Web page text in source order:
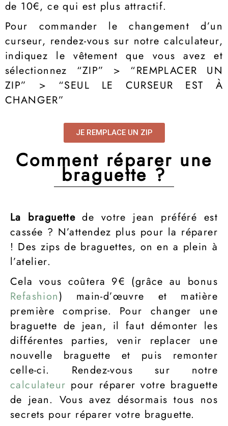
de 10€, ce qui est plus attractif.
Pour commander le changement d’un
curseur, rendez-vous sur notre calculateur,
indiquez le vêtement que vous avez et
sélectionnez “ZIP” > “REMPLACER UN
ZIP” > “SEUL LE CURSEUR EST À
CHANGER”
JE REMPLACE UN ZIP
Comment réparer une
braguette ?
La braguettede votre jean préféré est
cassée ? N’attendez plus pour la réparer
! Des zips de braguettes, on en a plein à
l’atelier.
Cela vous coûtera 9€ (grâce au bonus
Refashion) main-d’œuvre et matière
première comprise. Pour changer une
braguette de jean, il faut démonter les
différentes parties, venir replacer une
nouvelle braguette et puis remonter
celle-ci. Rendez-vous sur notre
calculateur pour réparer votre braguette
de jean. Vous avez désormais tous nos
secrets pour réparer votre braguette.